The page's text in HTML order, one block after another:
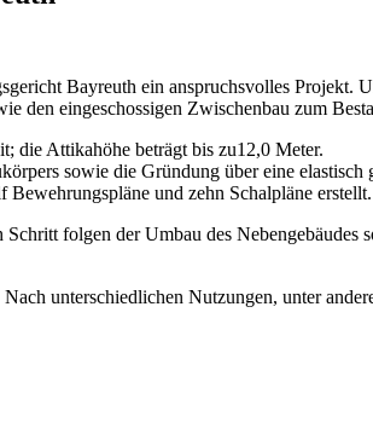
Bayreuth ein anspruchsvolles
den eingeschossigen Zwischenbau zum
die Attikahöhe beträgt bis zu12,0 Meter.
sowie die Gründung über eine
und zehn Schalpläne erstellt.
folgen der Umbau des
unterschiedlichen Nutzungen, unter